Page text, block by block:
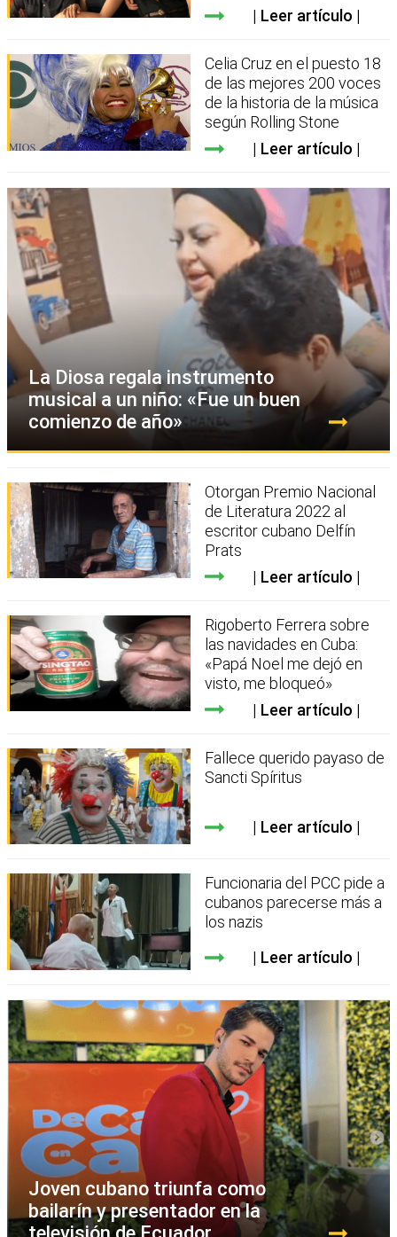
Leer artículo
Celia Cruz en el puesto 18
de las mejores 200 voces
de la historia de la música
según Rolling Stone
Leer artículo
La Diosa regala instrumento
musical a un niño: «Fue un buen
comienzo de año»
Otorgan Premio Nacional
de Literatura 2022 al
escritor cubano Delfín
Prats
Leer artículo
Rigoberto Ferrera sobre
las navidades en Cuba:
«Papá Noel me dejó en
visto, me bloqueó»
Leer artículo
Fallece querido payaso de
Sancti Spíritus
Leer artículo
Funcionaria del PCC pide a
cubanos parecerse más a
los nazis
Leer artículo
Joven cubano triunfa como
bailarín y presentador en la